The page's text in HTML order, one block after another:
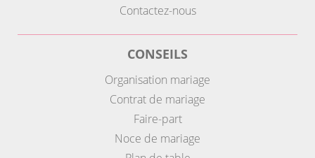
Contactez-nous
CONSEILS
Organisation mariage
Contrat de mariage
Faire-part
Noce de mariage